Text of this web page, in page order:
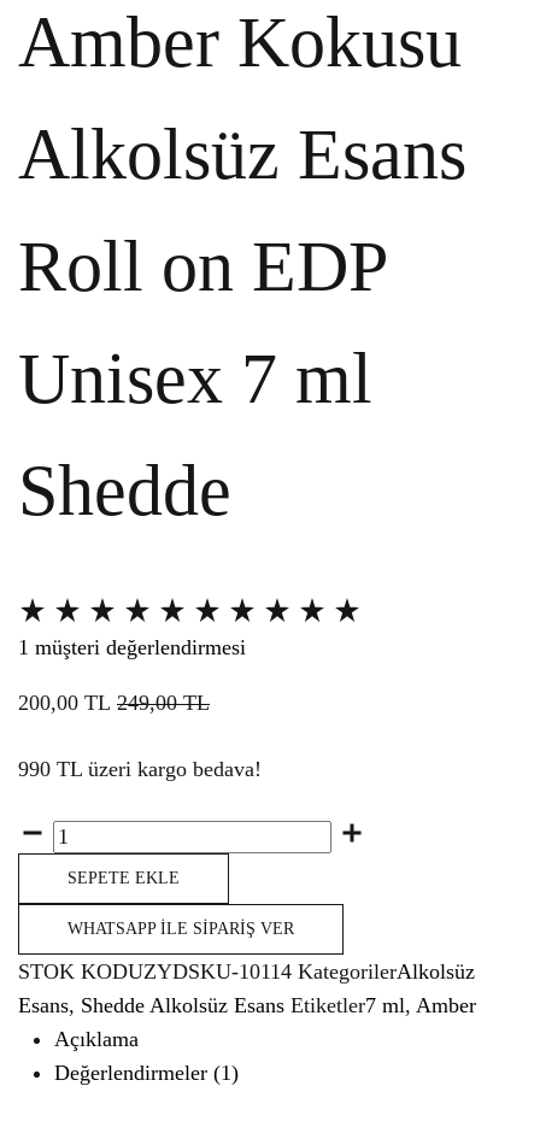
Amber Kokusu
Alkolsüz Esans
Roll on EDP
Unisex 7 ml
Shedde
1 müşteri değerlendirmesi
200,00 TL 249,00TL
990 TL üzeri kargo bedava!
Miktar
SEPETE EKLE
WHATSAPP İLE SIPARIŞ VER
STOK KODUZYDSKU-10114 KategorilerAlkolsüz
Esans, Shedde Alkolsüz Esans Etiketler7 ml, Amber
Açıklama
Değerlendirmeler (1)